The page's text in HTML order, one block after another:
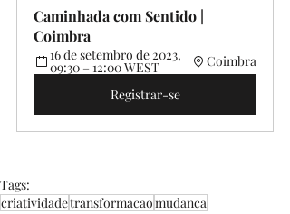
Caminhada com Sentido |
Coimbra
16 de setembro de 2023,
09:30 – 12:00 WEST
Coimbra
Registrar-se
Tags:
criatividadetransformacaomudanca